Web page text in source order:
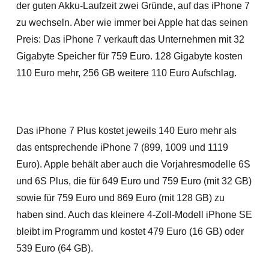
der guten Akku-Laufzeit zwei Gründe, auf das iPhone 7
zu wechseln. Aber wie immer bei Apple hat das seinen
Preis: Das iPhone 7 verkauft das Unternehmen mit 32
Gigabyte Speicher für 759 Euro. 128 Gigabyte kosten
110 Euro mehr, 256 GB weitere 110 Euro Aufschlag.
Das iPhone 7 Plus kostet jeweils 140 Euro mehr als
das entsprechende iPhone 7 (899, 1009 und 1119
Euro). Apple behält aber auch die Vorjahresmodelle 6S
und 6S Plus, die für 649 Euro und 759 Euro (mit 32 GB)
sowie für 759 Euro und 869 Euro (mit 128 GB) zu
haben sind. Auch das kleinere 4-Zoll-Modell iPhone SE
bleibt im Programm und kostet 479 Euro (16 GB) oder
539 Euro (64 GB).